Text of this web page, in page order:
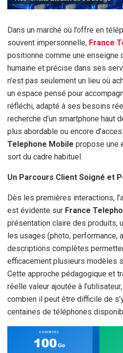
Dans un marché où l’offre en
souvent impersonnelle, France
positionne comme une enseigne
humaine et précise dans ses
n’est pas seulement un lieu où
un espace pensé pour
réfléchi, adapté à ses besoins
recherche d’un smartphone haut
plus abordable ou encore
Telephone Mobile propose une
sort du cadre habituel.
Un Parcours Client Soigné et
Dès les premières interactions,
est évidente sur France
présentation claire des produits,
les usages (photo, performance,
descriptions complètes
efficacement plusieurs modèles
Cette approche pédagogique et
réelle valeur ajoutée à
combien il peut être difficile de
centaines de téléphones